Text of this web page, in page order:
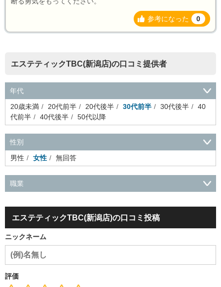
参考になった 0
エステティックTBC(新潟店)の口コミ提供者
年代
20歳未満
20代前半 20代後半 30代前半 30代後半
40
代前半
40代後半 50代以降
性別
男性
女性 無回答
職業
品
アミューズメント・エンターテイメント・ゲーム関連
容・エステ・リラクゼーション
旅行・ホテル・航空・ブライ
ダル・葬祭
音響
芸能・イベント・コンパニオン
ム開発・SE・インフラ）
導体・制御）
介護
エステティックTBC(新潟店)の口コミ投稿
ニックネーム
評価